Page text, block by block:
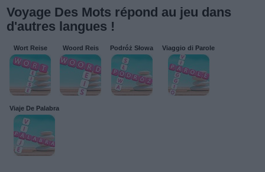
Voyage Des Mots répond au jeu dans
d'autres langues !
Wort Reise Woord Reis Podróż Słowa Viaggio di Parole
Viaje De Palabra